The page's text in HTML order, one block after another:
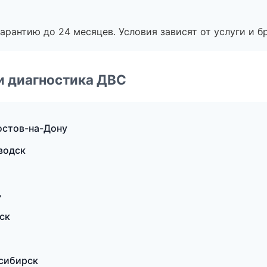
до 24 месяцев. Условия зависят от услуги и
диагностика ДВС
на-Дону